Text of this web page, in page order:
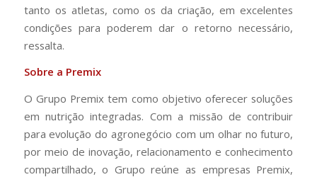
tanto os atletas, como os da criação, em excelentes
condições para poderem dar o retorno necessário,
ressalta.
Sobre a Premix
O Grupo Premix tem como objetivo oferecer soluções
em nutrição integradas. Com a missão de contribuir
para evolução do agronegócio com um olhar no futuro,
por meio de inovação, relacionamento e conhecimento
compartilhado, o Grupo reúne as empresas Premix,